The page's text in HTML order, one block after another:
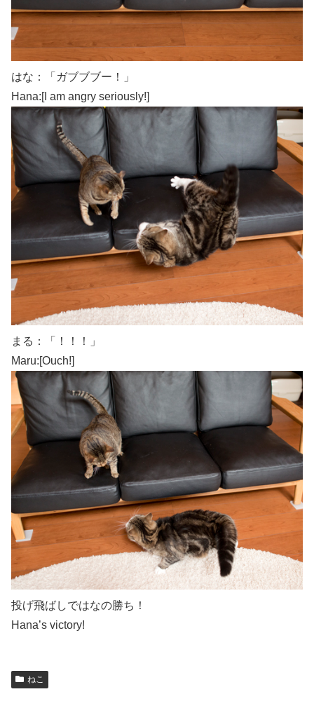
はな：「ガブブブー！」
Hana:[I am angry seriously!]
まる：「！！！」
Maru:[Ouch!]
投げ飛ばしではなの勝ち！
Hana’s victory!
ねこ